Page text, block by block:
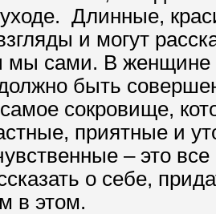
Длинные,
и могут
мы сами. В женщине
быть
сокровище,
приятные и
– это
о себе,
в этом.